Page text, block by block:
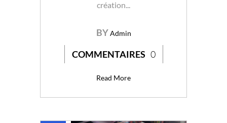
création...
BYAdmin
COMMENTAIRES 0
Read More